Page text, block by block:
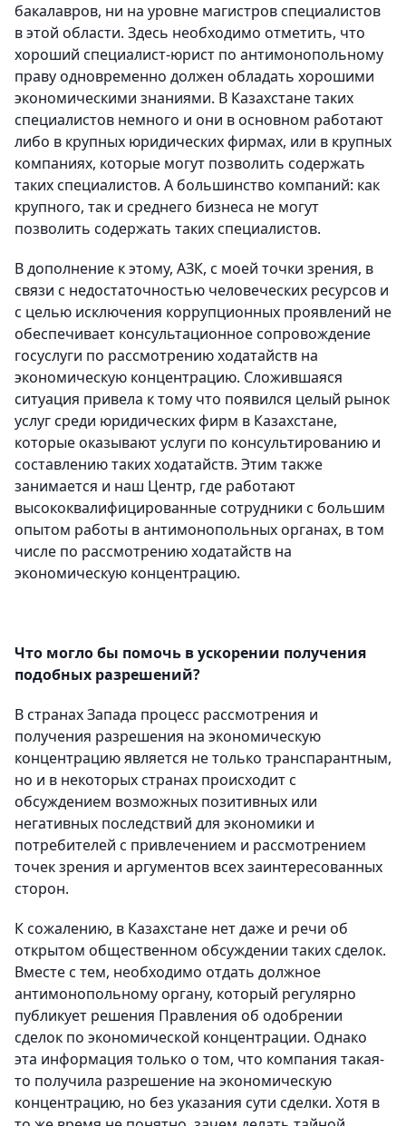
бакалавров, ни на уровне магистров специалистов
в этой области. Здесь необходимо отметить, что
хороший специалист-юрист по антимонопольному
праву одновременно должен обладать хорошими
экономическими знаниями. В Казахстане таких
специалистов немного и они в основном работают
либо в крупных юридических фирмах, или в крупных
компаниях, которые могут позволить содержать
таких специалистов. А большинство компаний: как
крупного, так и среднего бизнеса не могут
позволить содержать таких специалистов.
В дополнение к этому, АЗК, с моей точки зрения, в
связи с недостаточностью человеческих ресурсов и
с целью исключения коррупционных проявлений не
обеспечивает консультационное сопровождение
госуслуги по рассмотрению ходатайств на
экономическую концентрацию. Сложившаяся
ситуация привела к тому что появился целый рынок
услуг среди юридических фирм в Казахстане,
которые оказывают услуги по консультированию и
составлению таких ходатайств. Этим также
занимается и наш Центр, где работают
высококвалифицированные сотрудники с большим
опытом работы в антимонопольных органах, в том
числе по рассмотрению ходатайств на
экономическую концентрацию.
Что могло бы помочь в ускорении получения
подобных разрешений?
В странах Запада процесс рассмотрения и
получения разрешения на экономическую
концентрацию является не только транспарантным,
но и в некоторых странах происходит с
обсуждением возможных позитивных или
негативных последствий для экономики и
потребителей с привлечением и рассмотрением
точек зрения и аргументов всех заинтересованных
сторон.
К сожалению, в Казахстане нет даже и речи об
открытом общественном обсуждении таких сделок.
Вместе с тем, необходимо отдать должное
антимонопольному органу, который регулярно
публикует решения Правления об одобрении
сделок по экономической концентрации. Однако
эта информация только о том, что компания такая-
то получила разрешение на экономическую
концентрацию, но без указания сути сделки. Хотя в